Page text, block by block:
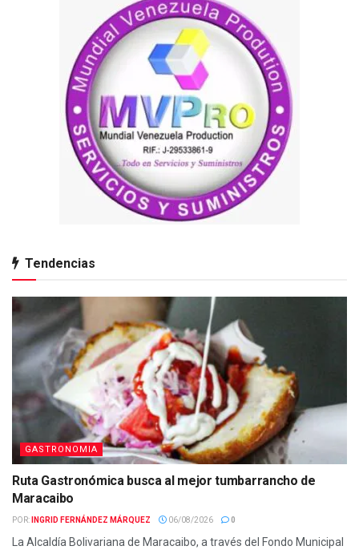
Tendencias
GASTRONOMIA
Ruta Gastronómica busca al mejor tumbarrancho de
Maracaibo
POR: INGRID FERNÁNDEZ MÁRQUEZ 06/08/2026 0
La Alcaldía Bolivariana de Maracaibo, a través del Fondo Municipal